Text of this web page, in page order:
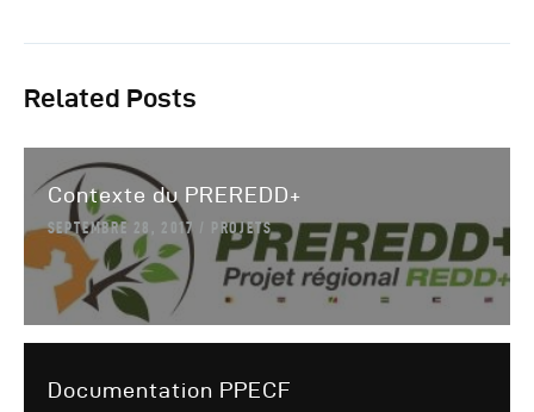
Related Posts
Contexte du PREREDD+
SEPTEMBRE 28, 2017 PROJETS
Documentation PPECF